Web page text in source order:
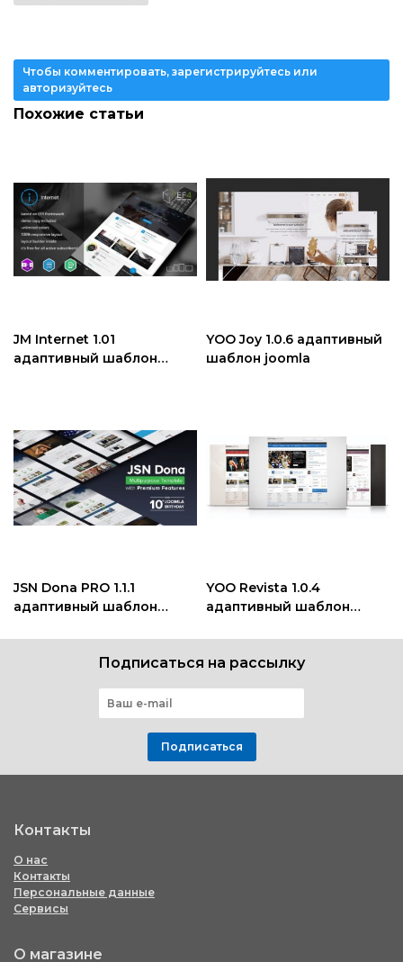
Чтобы комментировать, зарегистрируйтесь или
авторизуйтесь
Похожие статьи
JM Internet 1.01
адаптивный шаблон
YOO Joy 1.0.6 адаптивный
шаблон joomla
JSN Dona PRO 1.1.1
адаптивный шаблон
YOO Revista 1.0.4
адаптивный шаблон
joomla
Подписаться на рассылку
Подписаться
Контакты
О нас
Контакты
Персональные данные
Сервисы
О магазине